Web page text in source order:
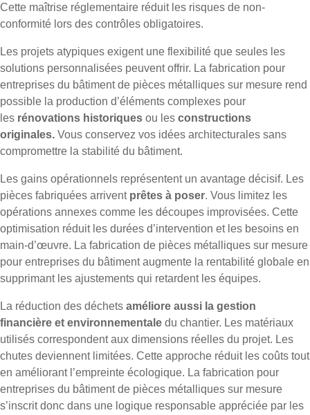
Cette maîtrise réglementaire réduit les risques de non-
conformité lors des contrôles obligatoires.
Les projets atypiques exigent une flexibilité que seules les
solutions personnalisées peuvent offrir. La fabrication pour
entreprises du bâtiment de pièces métalliques sur mesure rend
possible la production d’éléments complexes pour
les rénovations historiques ou les constructions
originales. Vous conservez vos idées architecturales sans
compromettre la stabilité du bâtiment.
Les gains opérationnels représentent un avantage décisif. Les
pièces fabriquées arrivent prêtes à poser. Vous limitez les
opérations annexes comme les découpes improvisées. Cette
optimisation réduit les durées d’intervention et les besoins en
main-d’œuvre. La fabrication de pièces métalliques sur mesure
pour entreprises du bâtiment augmente la rentabilité globale en
supprimant les ajustements qui retardent les équipes.
La réduction des déchets améliore aussi la gestion
financière et environnementale du chantier. Les matériaux
utilisés correspondent aux dimensions réelles du projet. Les
chutes deviennent limitées. Cette approche réduit les coûts tout
en améliorant l’empreinte écologique. La fabrication pour
entreprises du bâtiment de pièces métalliques sur mesure
s’inscrit donc dans une logique responsable appréciée par les